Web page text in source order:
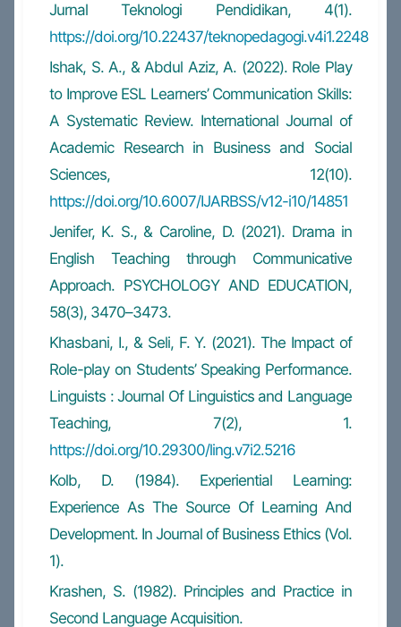
Jurnal Teknologi Pendidikan, 4(1).
https://doi.org/10.22437/teknopedagogi.v4i1.2248
Ishak, S. A., & Abdul Aziz, A. (2022). Role Play
to Improve ESL Learners’ Communication Skills:
A Systematic Review. International Journal of
Academic Research in Business and Social
Sciences, 12(10).
https://doi.org/10.6007/IJARBSS/v12-i10/14851
Jenifer, K. S., & Caroline, D. (2021). Drama in
English Teaching through Communicative
Approach. PSYCHOLOGY AND EDUCATION,
58(3), 3470–3473.
Khasbani, I., & Seli, F. Y. (2021). The Impact of
Role-play on Students’ Speaking Performance.
Linguists : Journal Of Linguistics and Language
Teaching, 7(2), 1.
https://doi.org/10.29300/ling.v7i2.5216
Kolb, D. (1984). Experiential Learning:
Experience As The Source Of Learning And
Development. In Journal of Business Ethics (Vol.
1).
Krashen, S. (1982). Principles and Practice in
Second Language Acquisition.